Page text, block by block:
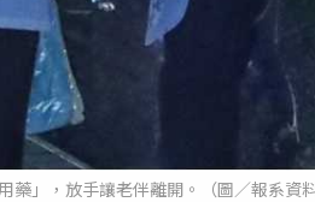
藥」，放手讓老伴離開。（圖／報系資